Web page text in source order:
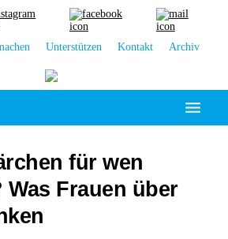
Unterstützen Kontakt Archiv
für wen
Frauen über